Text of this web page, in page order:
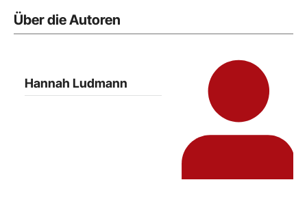
Über die Autoren
Hannah Ludmann